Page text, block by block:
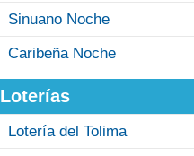
Sinuano Noche
Caribeña Noche
Loterías
Lotería del Tolima